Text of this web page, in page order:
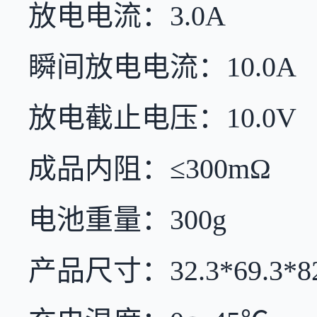
放电电流：3.0A
瞬间放电电流：10.0A
放电截止电压：10.0V
成品内阻：≤300mΩ
电池重量：300g
产品尺寸：